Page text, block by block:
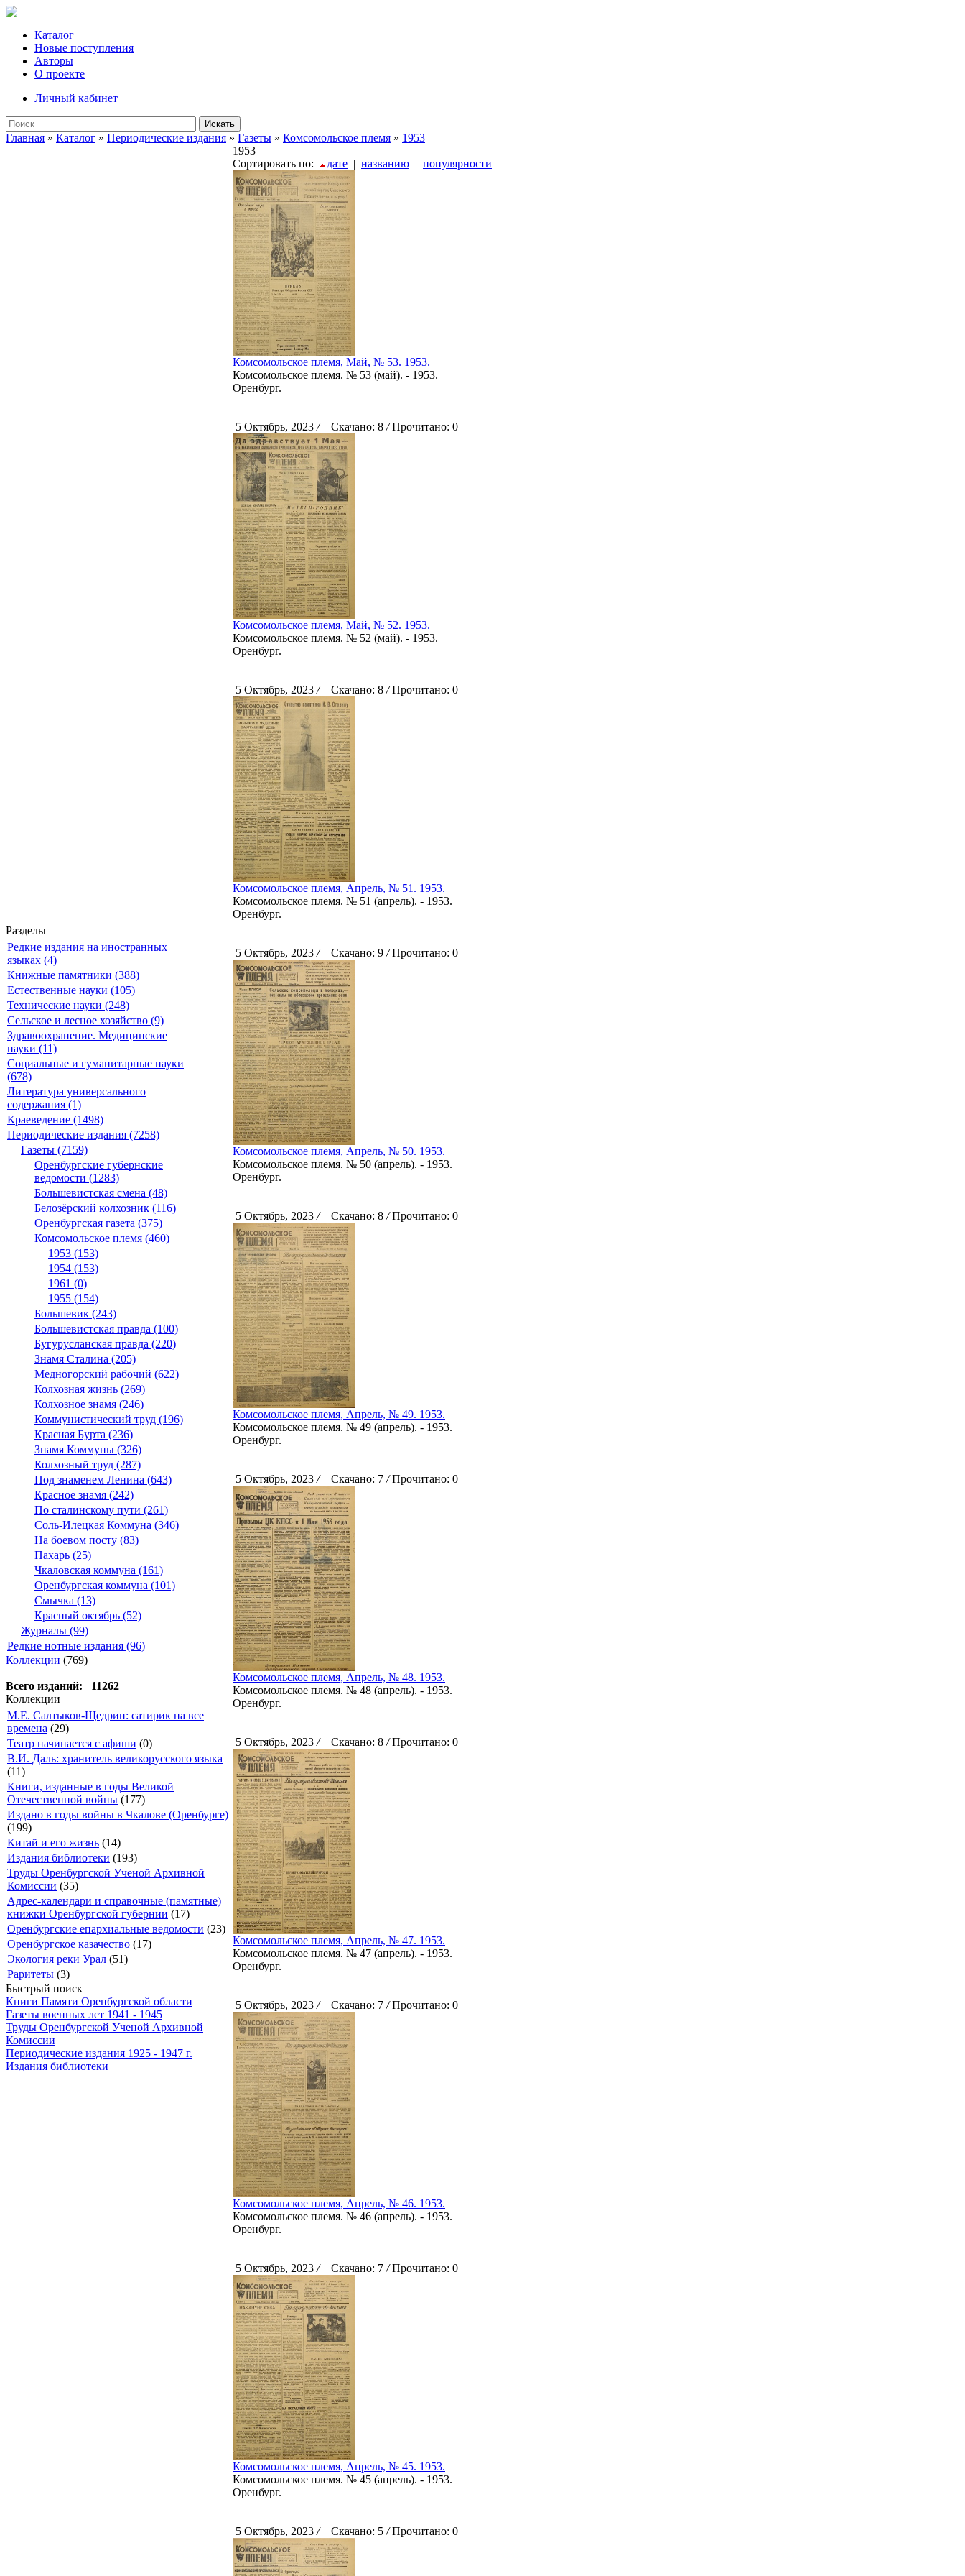
Каталог
Новые поступления
Авторы
О проекте
Личный кабинет
Искать
Главная » Каталог » Периодические издания » Газеты » Комсомольское племя » 1953
Разделы
Редкие издания на иностранных
языках (4)
Книжные памятники (388)
Естественные науки (105)
Технические науки (248)
Сельское и лесное хозяйство (9)
Здравоохранение. Медицинские
науки (11)
Социальные и гуманитарные науки
(678)
Литература универсального
содержания (1)
Краеведение (1498)
Периодические издания (7258)
Газеты (7159)
Оренбургские губернские
ведомости (1283)
Большевистская смена (48)
Белозёрский колхозник (116)
Оренбургская газета (375)
Комсомольское племя (460)
1953 (153)
1954 (153)
1961 (0)
1955 (154)
Большевик (243)
Большевистская правда (100)
Бугурусланская правда (220)
Знамя Сталина (205)
Медногорский рабочий (622)
Колхозная жизнь (269)
Колхозное знамя (246)
Коммунистический труд (196)
Красная Бурта (236)
Знамя Коммуны (326)
Колхозный труд (287)
Под знаменем Ленина (643)
Красное знамя (242)
По сталинскому пути (261)
Соль-Илецкая Коммуна (346)
На боевом посту (83)
Пахарь (25)
Чкаловская коммуна (161)
Оренбургская коммуна (101)
Смычка (13)
Красный октябрь (52)
Журналы (99)
Редкие нотные издания (96)
Коллекции (769)
Всего изданий: 11262
Коллекции
М.Е. Салтыков-Щедрин: сатирик на все
времена (29)
Театр начинается с афиши (0)
В.И. Даль: хранитель великорусского языка
(11)
Книги, изданные в годы Великой
Отечественной войны (177)
Издано в годы войны в Чкалове (Оренбурге)
(199)
Китай и его жизнь (14)
Издания библиотеки (193)
Труды Оренбургской Ученой Архивной
Комиссии (35)
Адрес-календари и справочные (памятные)
книжки Оренбургской губернии (17)
Оренбургские епархиальные ведомости (23)
Оренбургское казачество (17)
Экология реки Урал (51)
Раритеты (3)
Быстрый поиск
Книги Памяти Оренбургской области
Газеты военных лет 1941 - 1945
Труды Оренбургской Ученой Архивной
Комиссии
Периодические издания 1925 - 1947 г.
Издания библиотеки
1953
Сортировать по:
дате | названию | популярности
Комсомольское племя, Май, № 53. 1953.
Комсомольское племя. № 53 (май). - 1953.
Оренбург.
5 Октябрь, 2023 /Скачано: 8 /Прочитано: 0
Комсомольское племя, Май, № 52. 1953.
Комсомольское племя. № 52 (май). - 1953.
Оренбург.
5 Октябрь, 2023 /Скачано: 8 /Прочитано: 0
Комсомольское племя, Апрель, № 51. 1953.
Комсомольское племя. № 51 (апрель). - 1953.
Оренбург.
5 Октябрь, 2023 /Скачано: 9 /Прочитано: 0
Комсомольское племя, Апрель, № 50. 1953.
Комсомольское племя. № 50 (апрель). - 1953.
Оренбург.
5 Октябрь, 2023 /Скачано: 8 /Прочитано: 0
Комсомольское племя, Апрель, № 49. 1953.
Комсомольское племя. № 49 (апрель). - 1953.
Оренбург.
5 Октябрь, 2023 /Скачано: 7 /Прочитано: 0
Комсомольское племя, Апрель, № 48. 1953.
Комсомольское племя. № 48 (апрель). - 1953.
Оренбург.
5 Октябрь, 2023 /Скачано: 8 /Прочитано: 0
Комсомольское племя, Апрель, № 47. 1953.
Комсомольское племя. № 47 (апрель). - 1953.
Оренбург.
5 Октябрь, 2023 /Скачано: 7 /Прочитано: 0
Комсомольское племя, Апрель, № 46. 1953.
Комсомольское племя. № 46 (апрель). - 1953.
Оренбург.
5 Октябрь, 2023 /Скачано: 7 /Прочитано: 0
Комсомольское племя, Апрель, № 45. 1953.
Комсомольское племя. № 45 (апрель). - 1953.
Оренбург.
5 Октябрь, 2023 /Скачано: 5 /Прочитано: 0